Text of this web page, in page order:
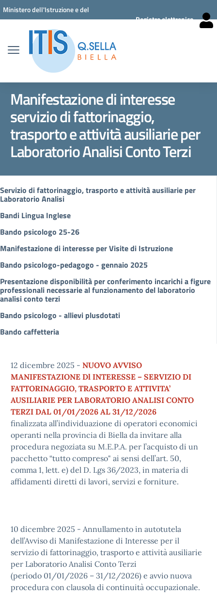
Vai ai contenuti
Vai al menu di navigazione
Vai al footer
Ministero dell'Istruzione e del
Registro elettronico
Manifestazione di interesse
servizio di fattorinaggio,
trasporto e attività ausiliarie per
Laboratorio Analisi Conto Terzi
Servizio di fattorinaggio, trasporto e attività ausiliarie per
Laboratorio Analisi
Bandi Lingua Inglese
Bando psicologo 25-26
Manifestazione di interesse per Visite di Istruzione
Bando psicologo-pedagogo - gennaio 2025
Presentazione disponibilità per conferimento incarichi a figure
professionali necessarie al funzionamento del laboratorio
analisi conto terzi
Bando psicologo - allievi plusdotati
Bando caffetteria
12 dicembre 2025 - NUOVO AVVISO
MANIFESTAZIONE Dl INTERESSE – SERVIZIO DI
FATTORINAGGIO, TRASPORTO E ATTIVITA’
AUSILIARIE PER LABORATORIO ANALISI CONTO
TERZI DAL 01/01/2026 AL 31/12/2026
finalizzata all’individuazione di operatori economici
operanti nella provincia di Biella da invitare alla
procedura negoziata su M.E.P.A. per l’acquisto di un
pacchetto “tutto compreso" ai sensi dell’art. 50,
comma 1, lett. e) del D. Lgs 36/2023, in materia di
affidamenti diretti di lavori, servizi e forniture.
10 dicembre 2025 - Annullamento in autotutela
dell’Avviso di Manifestazione di Interesse per il
servizio di fattorinaggio, trasporto e attività ausiliarie
per Laboratorio Analisi Conto Terzi
(periodo 01/01/2026 – 31/12/2026) e avvio nuova
procedura con clausola di continuità occupazionale.